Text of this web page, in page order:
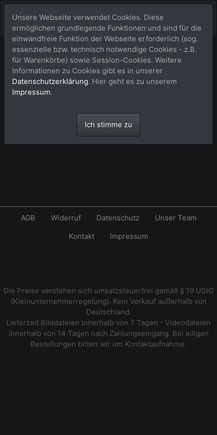
Warenkorb
Dein Warenkorb ist leer.
Unsere Webseite verwendet Cookies. Diese
ermöglichen grundlegende Funktionen und sind für die
einwandfreie Funktion der Webseite erforderlich (sog.
essenzielle bzw. technisch notwendige Cookies - z.B.
für Warenkörbe) sowie Session-Cookies. Weitere
Informationen zu Cookies gibt es in unserer
Datenschutzerklärung. Hier geht es zu unserem
Impressum.
Ich stimme zu
AGB Widerruf Datenschutz
Unser Team
Kontakt
Impressum
Die Preise verstehen sich umsatzsteuerfrei gemäß § 19 UStG
(Kleinunternehmerregelung). Kein Verkauf außerhalb von
Deutschland.
Lieferzeit Bilddateien innerhalb von 7 Tagen - Videodateien
innerhalb von 14 Tagen nach Zahlungseingang. Bei eiligen
Bestellungen bitten wir um Kontaktaufnahme.